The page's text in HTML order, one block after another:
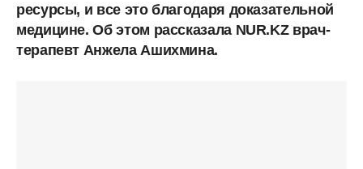
ресурсы, и все это благодаря доказательной
медицине. Об этом рассказала NUR.KZ врач-
терапевт Анжела Ашихмина.